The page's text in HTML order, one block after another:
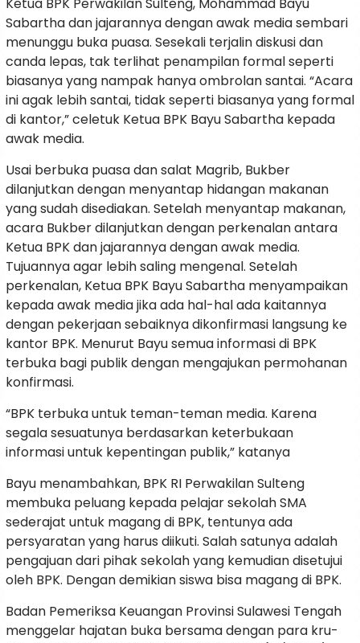
Sabartha dan jajarannya dengan awak media sembari
menunggu buka puasa. Sesekali terjalin diskusi dan
canda lepas, tak terlihat penampilan formal seperti
biasanya yang nampak hanya ombrolan santai. “Acara
ini agak lebih santai, tidak seperti biasanya yang formal
di kantor,” celetuk Ketua BPK Bayu Sabartha kepada
awak media.
Usai berbuka puasa dan salat Magrib, Bukber
dilanjutkan dengan menyantap hidangan makanan
yang sudah disediakan. Setelah menyantap makanan,
acara Bukber dilanjutkan dengan perkenalan antara
Ketua BPK dan jajarannya dengan awak media.
Tujuannya agar lebih saling mengenal. Setelah
perkenalan, Ketua BPK Bayu Sabartha menyampaikan
kepada awak media jika ada hal-hal ada kaitannya
dengan pekerjaan sebaiknya dikonfirmasi langsung ke
kantor BPK. Menurut Bayu semua informasi di BPK
terbuka bagi publik dengan mengajukan permohanan
konfirmasi.
“BPK terbuka untuk teman-teman media. Karena
segala sesuatunya berdasarkan keterbukaan
informasi untuk kepentingan publik,” katanya
Bayu menambahkan, BPK RI Perwakilan Sulteng
membuka peluang kepada pelajar sekolah SMA
sederajat untuk magang di BPK, tentunya ada
persyaratan yang harus diikuti. Salah satunya adalah
pengajuan dari pihak sekolah yang kemudian disetujui
oleh BPK. Dengan demikian siswa bisa magang di BPK.
Badan Pemeriksa Keuangan Provinsi Sulawesi Tengah
menggelar hajatan buka bersama dengan para kru-